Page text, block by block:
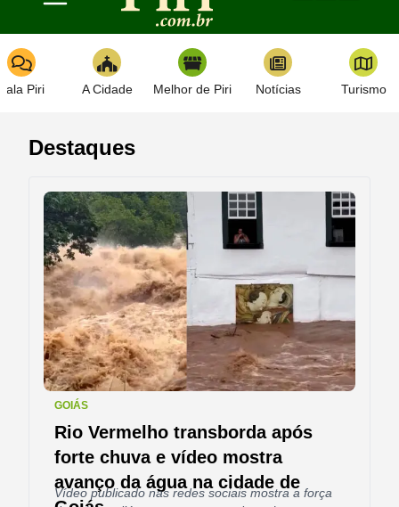
Toggle navigation
Piri A Cidade Melhor de Piri Notícias Turismo
Destaques
GOIÁS
Rio Vermelho transborda após
forte chuva e vídeo mostra
avanço da água na cidade de
Vídeo publicado nas redes sociais mostra a força